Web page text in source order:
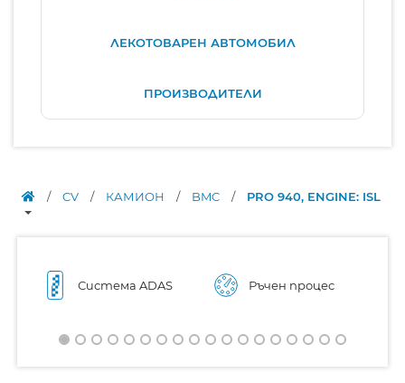
ЛЕКОТОВАРЕН АВТОМОБИЛ
ПРОИЗВОДИТЕЛИ
/ CV / КАМИОН / BMC / PRO 940, ENGINE: ISL
Система ADAS Ръчен процес